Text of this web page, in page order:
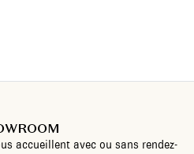
accueillent avec ou sans rendez-